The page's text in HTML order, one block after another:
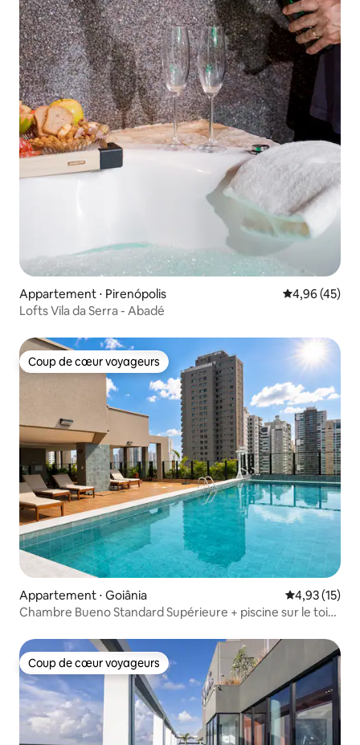
Appartement ⋅ Pirenópolis Évaluation
4,96 (45)
Lofts Vila da Serra - Abadé
Coup de cœur voyageurs
Coup de cœur voyageurs
Appartement ⋅ Goiânia Évaluation
4,93 (15)
Chambre Bueno Standard Supérieure + piscine sur le toit
Coup de cœur voyageurs
Coup de cœur voyageurs